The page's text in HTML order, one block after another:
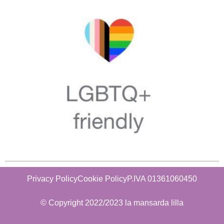
Privacy PolicyCookie PolicyP.IVA 01361060450
© Copyright 2022/2023 la mansarda lilla